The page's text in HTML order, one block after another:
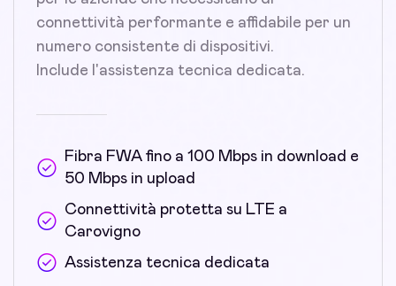
connettività performante e affidabile per un
numero consistente di dispositivi.
Include l'assistenza tecnica dedicata.
Fibra FWA fino a 100 Mbps in download e
50 Mbps in upload
Connettività protetta su LTE a
Carovigno
Assistenza tecnica dedicata